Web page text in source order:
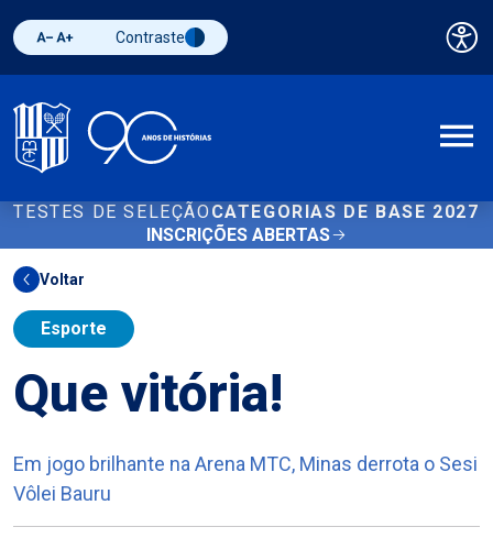
Diminuir fonte
Aumentar fonteAlternar contraste
Contraste
TESTES DE SELEÇÃO CATEGORIAS DE BASE 2027
INSCRIÇÕES ABERTAS
Voltar
Esporte
Que vitória!
Em jogo brilhante na Arena MTC, Minas derrota o Sesi
Vôlei Bauru